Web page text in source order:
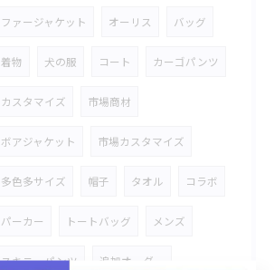
ファージャケット オーリス バッグ
着物 犬の服 コート カーゴパンツ
カスタマイズ 市場商材
ボアジャケット 市場カスタマイズ
多色多サイズ 帽子 タオル コラボ
パーカー トートバッグ メンズ
スキニーパンツ 追加オーダー